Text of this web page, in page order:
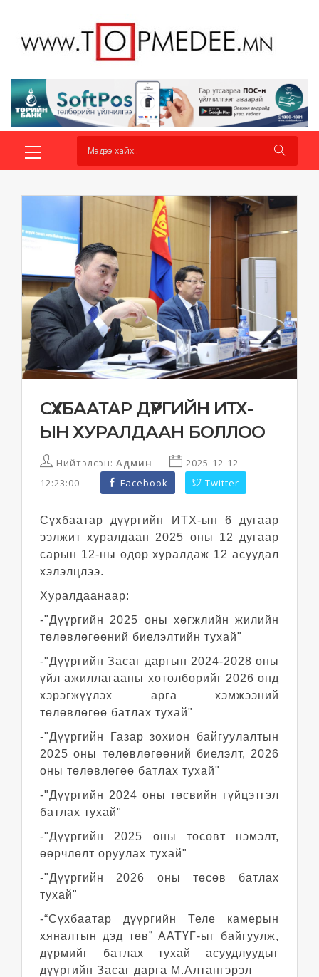
СҮХБААТАР ДҮҮРГИЙН ИТХ-
ЫН ХУРАЛДААН БОЛЛОО
Нийтэлсэн: Админ
2025-12-12
12:23:00
Facebook Twitter
Сүхбаатар дүүргийн ИТХ-ын 6 дугаар
ээлжит хуралдаан 2025 оны 12 дугаар
сарын 12-ны өдөр хуралдаж 12 асуудал
хэлэлцлээ.
Хуралдаанаар:
-"Дүүргийн 2025 оны хөгжлийн жилийн
төлөвлөгөөний биелэлтийн тухай"
-"Дүүргийн Засаг даргын 2024-2028 оны
үйл ажиллагааны хөтөлбөрийг 2026 онд
хэрэгжүүлэх арга хэмжээний
төлөвлөгөө батлах тухай"
-"Дүүргийн Газар зохион байгуулалтын
2025 оны төлөвлөгөөний биелэлт, 2026
оны төлөвлөгөө батлах тухай"
-"Дүүргийн 2024 оны төсвийн гүйцэтгэл
батлах тухай"
-"Дүүргийн 2025 оны төсөвт нэмэлт,
өөрчлөлт оруулах тухай"
-"Дүүргийн 2026 оны төсөв батлах
тухай"
-“Сүхбаатар дүүргийн Теле камерын
хяналтын дэд төв” ААТҮГ-ыг байгуулж,
дүрмийг батлах тухай асуудлуудыг
дүүргийн Засаг дарга М.Алтангэрэл